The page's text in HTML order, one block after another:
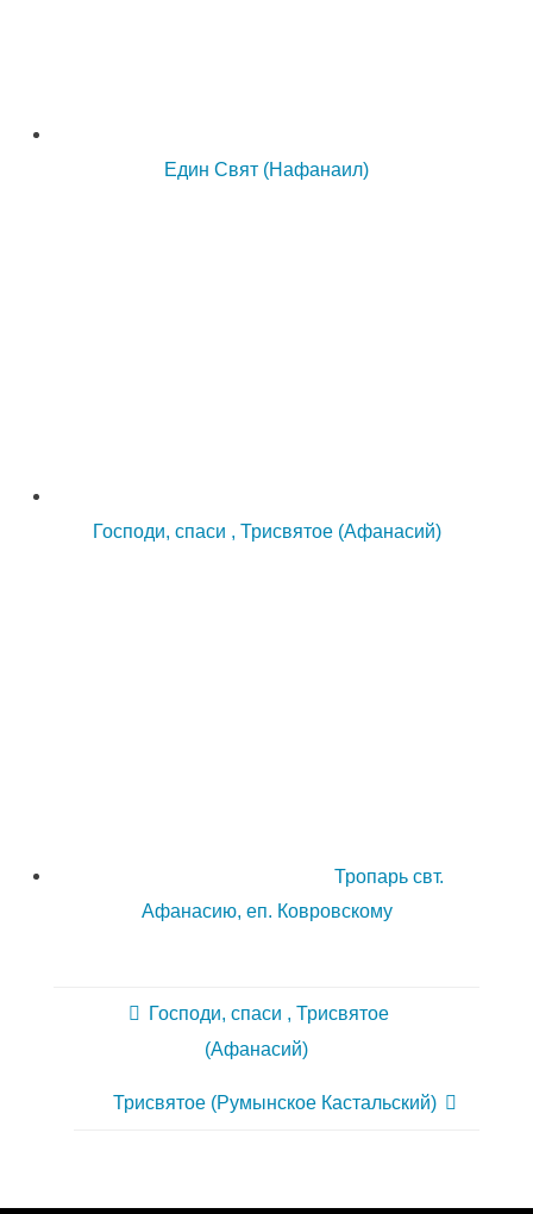
Един Свят (Нафанаил)
Господи, спаси , Трисвятое (Афанасий)
Тропарь свт.
Афанасию, еп. Ковровскому
Господи, спаси , Трисвятое
(Афанасий)
Трисвятое (Румынское Кастальский)